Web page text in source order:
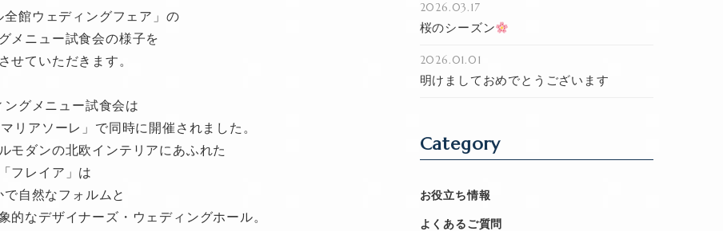
全館ウェディングフェア」の
メニュー試食会の様子を
せていただきます。
ングメニュー試食会は
リアソーレ」で同時に開催されました。
モダンの北欧インテリアにあふれた
「フレイア」は
で自然なフォルムと
的なデザイナーズ・ウェディングホール。
2026.03.17
桜のシーズン
2026.01.01
明けましておめでとうございます
Category
お役立ち情報
よくあるご質問